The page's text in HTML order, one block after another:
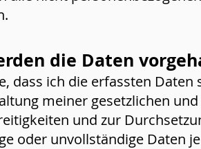
die Daten
dass ich die erfassten
meiner gesetzlichen
und zur Durchsetz
oder unvollständige Daten